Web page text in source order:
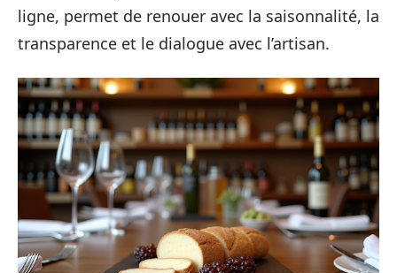
ligne, permet de renouer avec la saisonnalité, la
transparence et le dialogue avec l’artisan.